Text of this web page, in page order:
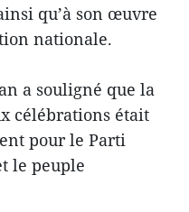
qu’à son œuvre
nationale.
a souligné que la
célébrations était
pour le Parti
le peuple